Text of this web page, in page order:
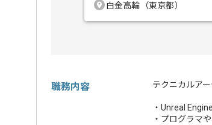
白金高輪（東京都）
職務内容 テクニカルア
・Unreal
・プログラマ